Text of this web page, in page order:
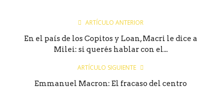
ARTÍCULO ANTERIOR
En el país de los Copitos y Loan, Macri le dice a
Milei: si querés hablar con el...
ARTÍCULO SIGUIENTE
Emmanuel Macron: El fracaso del centro